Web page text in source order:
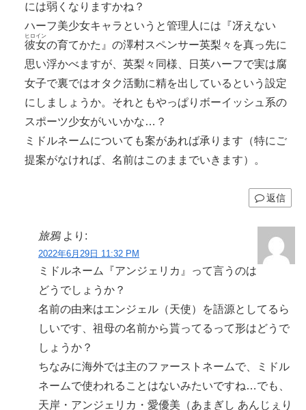
には弱くなりますかね？
ハーフ美少女キャラというと管理人には『冴えない
彼女
ヒロイン
の育てかた』の澤村スペンサー英梨々を真っ先に
思い浮かべますが、英梨々同様、日英ハーフで実は腐
女子で裏ではオタク活動に精を出しているという設定
にしましょうか。それともやっぱりボーイッシュ系の
スポーツ少女がいいかな…？
ミドルネームについても案があれば承ります（特にご
提案がなければ、名前はこのままでいきます）。
返信
旅鴉 より:
2022年6月29日 11:32 PM
ミドルネーム『アンジェリカ』って言うのは
どうでしょうか？
名前の由来はエンジェル（天使）を語源としてるら
しいです、祖母の名前から貰ってるって形はどうで
しょうか？
ちなみに海外では主のファーストネームで、ミドル
ネームで使われることはないみたいですね…でも、
天岸・アンジェリカ・愛優美（あまぎし あんじぇり